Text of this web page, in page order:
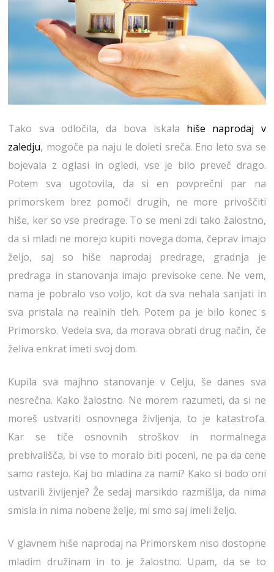
Tako sva odločila, da bova iskala hiše naprodaj v
zaledju, mogoče pa naju le doleti sreča. Eno leto sva se
bojevala z oglasi in ogledi, vse je bilo preveč drago.
Potem sva ugotovila, da si en povprečni par na
primorskem brez pomoči drugih, ne more privoščiti
hiše, ker so vse predrage. To se meni zdi tako žalostno,
da si mladi ne morejo kupiti novega doma, čeprav imajo
željo, saj so hiše naprodaj predrage, gradnja je
predraga in stanovanja imajo previsoke cene. Ne vem,
nama je pobralo vso voljo, kot da sva nehala sanjati in
sva pristala na realnih tleh. Potem pa je bilo konec s
Primorsko. Vedela sva, da morava obrati drug način, če
želiva enkrat imeti svoj dom.
Kupila sva majhno stanovanje v Celju, še danes sva
nesrečna. Kako žalostno. Ne morem razumeti, da si ne
moreš ustvariti osnovnega življenja, to je katastrofa.
Kar se tiče osnovnih stroškov in normalnega
prebivališča, bi vse to moralo biti poceni, ne pa da cene
samo rastejo. Kaj bo mladina za nami? Kako si bodo oni
ustvarili življenje? Že sedaj marsikdo razmišlja, da nima
smisla in nima nobene želje, mi smo saj imeli željo.
V glavnem hiše naprodaj na Primorskem niso dostopne
mladim družinam in to je žalostno. Upam, da se to